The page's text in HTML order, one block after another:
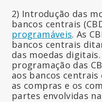
2) Introdução das
bancos centrais
programáveis. As
bancos centrais
das moedas
programação das
aos bancos
as compras e os
partes envolvidas